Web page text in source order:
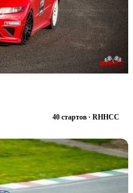
40 стартов · RHHCC